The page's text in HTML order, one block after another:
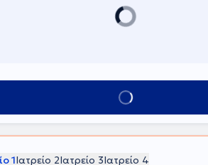
Κλείσε ραντεβού
1Ιατρείο 2Ιατρείο 3Ιατρείο 4